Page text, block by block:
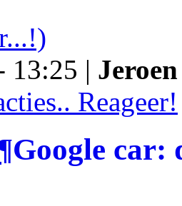
13:25 |
Reageer!
Google car: